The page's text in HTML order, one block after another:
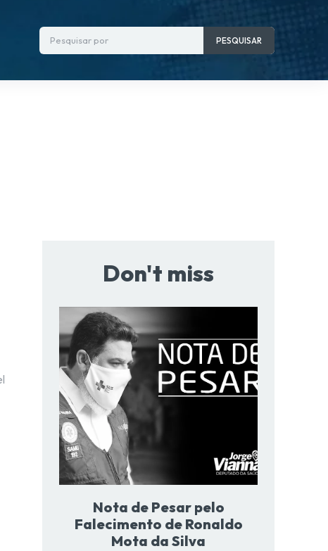
Pesquisar por PESQUISAR
Don't miss
Nota de Pesar pelo
Falecimento de Ronaldo
Mota da Silva